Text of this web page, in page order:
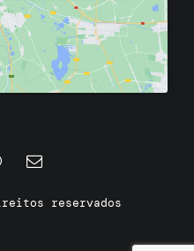
reservados